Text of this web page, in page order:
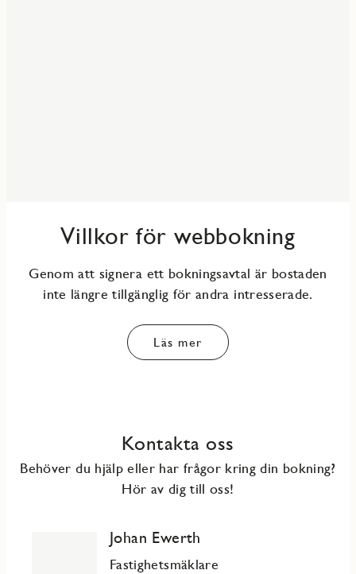
Villkor för webbokning
Genom att signera ett bokningsavtal är bostaden
inte längre tillgänglig för andra intresserade.
Läs mer
Kontakta oss
Behöver du hjälp eller har frågor kring din bokning?
Hör av dig till oss!
Johan Ewerth
Fastighetsmäklare